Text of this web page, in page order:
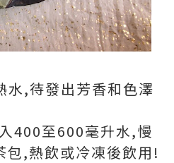
水,待發出芳香和色澤
400至600毫升水,慢
包,熱飲或冷凍後飲用!